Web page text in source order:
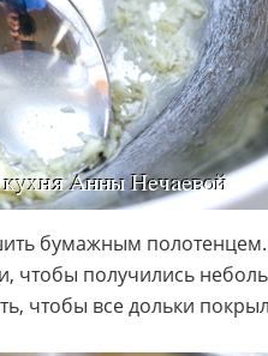
бумажным полотенцем.
чтобы получились
чтобы все дольки